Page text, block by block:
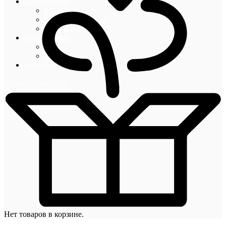
Гарантии
Оплата и доставка
Акции и скидки
Информация
Блог
Новости
Контакты
Нет товаров в корзине.